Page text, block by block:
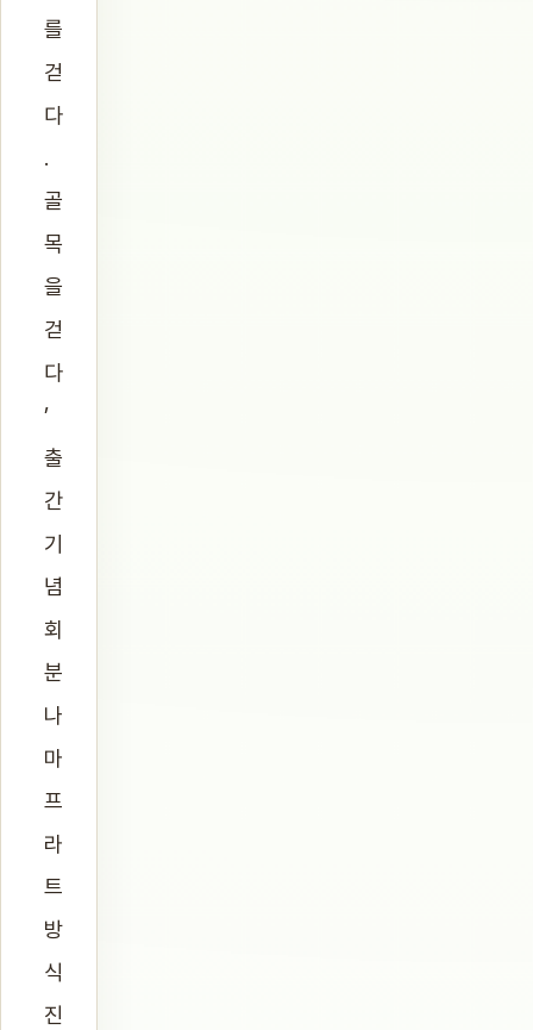
를
걷
다
.
골
목
을
걷
다
’
출
간
기
념
회
분
나
마
프
라
트
방
식
진